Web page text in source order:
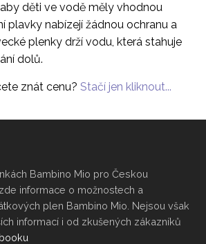
děti ve vodě měly vhodnou
plavky nabízejí žádnou ochranu a
plenky drží vodu, která stahuje
dolů.
znát cenu? Stačí jen kliknout...
Bambino Mio pro Českou
informace o možnostech a
plen Bambino Mio. Nejsou však
informací i od zkušených zákazníků